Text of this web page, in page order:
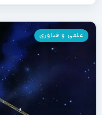
علمی و فناوری